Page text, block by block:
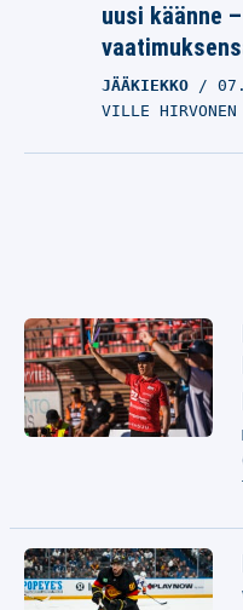
uusi käänne
JÄÄKIEKKO
VILLE HIRVONEN